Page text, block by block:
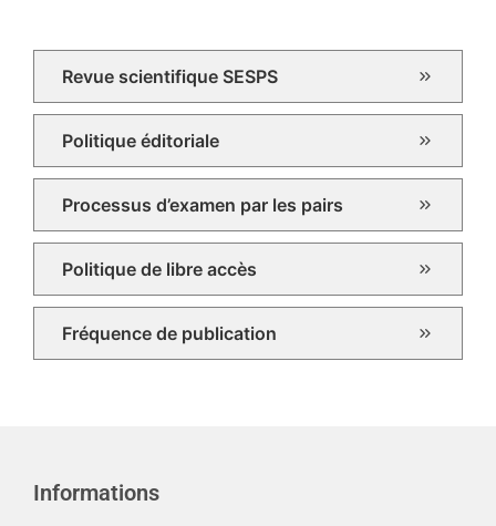
Revue scientifique SESPS
Politique éditoriale
Processus d’examen par les pairs
Politique de libre accès
Fréquence de publication
Informations